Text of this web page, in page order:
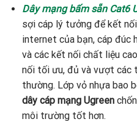
Dây mạng bấm sẵn Cat6
sợi cáp lý tưởng để kết
internet của bạn, cáp đúc
và các kết nối chất liệu
nối tối ưu, đủ và vượt các
thường. Lớp vỏ nhựa bao
dây cáp mạng Ugreen
môi trường tốt hơn.